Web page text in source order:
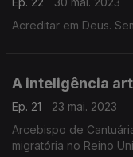
Acreditar em Deus.
A inteligência
Ep. 21
23 mai. 2023
Arcebispo de
migratória no Reino